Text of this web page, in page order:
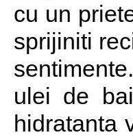
cu un
sprijiniti
ulei de
hidratanta